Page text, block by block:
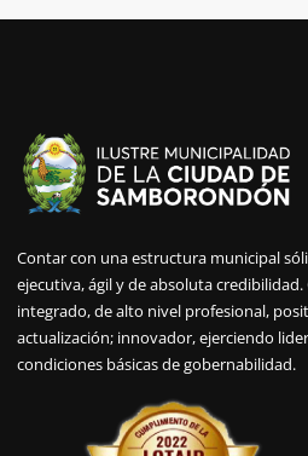
Contar con una estructura municipal
ejecutiva, ágil y de absoluta
integrado, de alto nivel profesional,
actualización; innovador, ejerciendo
condiciones básicas de gobernabilidad.